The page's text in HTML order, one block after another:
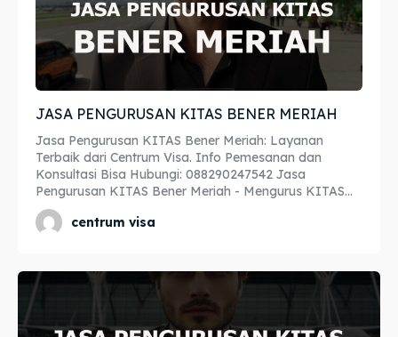
Apostille
Penerjemah
Asuransi
Apostille
Penerjemah
Asuransi
JASA PENGURUSAN KITAS BENER MERIAH
Jasa Pengurusan KITAS Bener Meriah: Layanan
Terbaik dari Centrum Visa. Info Pemesanan dan
Konsultasi Bisa Hubungi: 088290247542 Jasa
Pengurusan KITAS Bener Meriah - Mengurus KITAS...
centrum visa